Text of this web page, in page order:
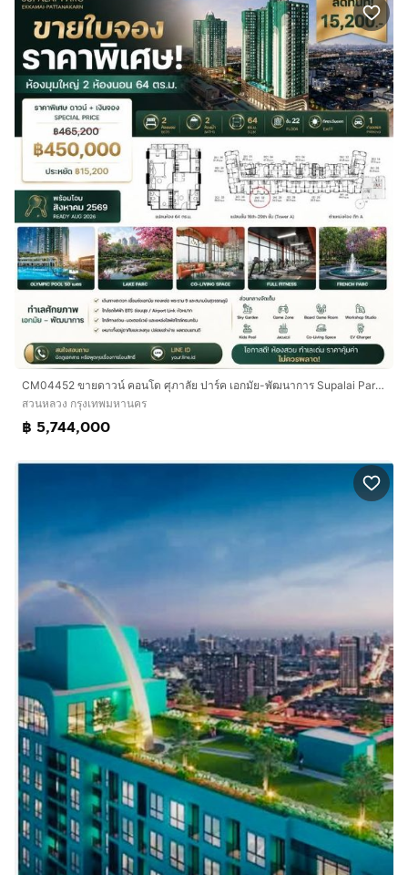
CM04452 ขายดาวน์ คอนโด ศุภาลัย ปาร์ค เอกมัย-พัฒนาการ Supalai Parc Ekkamai-Pattanakarn ถนนพัฒนาการ
สวนหลวง กรุงเทพมหานคร
฿ 5,744,000